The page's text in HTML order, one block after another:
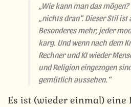
„Wie kann man das
„nichts dran“. Dieser Stil
Besonderes mehr, jeder
karg. Und wenn nach dem
Rechner und KI wieder
und Religion eingezogen
gemütlich aussehen.“
Es ist (wieder einmal) eine